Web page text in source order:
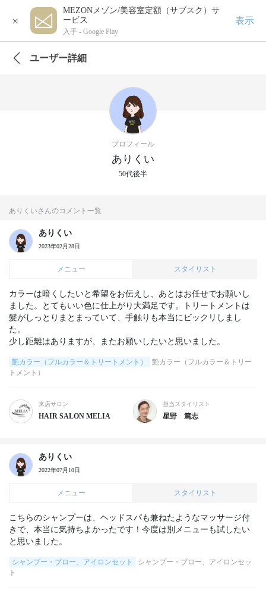
×
MEZONメゾン/美容室定額（サブスク）サ
ービス
入手 - Google Play
表示
ユーザー詳細
プロフィール
ありくい
50代後半
ありくいさんのコメント一覧
ありくい
2023年02月28日
メニュー スタイリスト
カラーは暗くしたいと希望をお伝えし、あとはお任せでお願いし
ました。とてもいい色に仕上がり大満足です。トリートメントは
髪がしっとりまとまっていて、手触りも本当にビックリしまし
た。
少し距離はありますが、またお願いしたいと思いました。
艶カラー（フルカラー＆トリートメント）
艶カラー（フルカラー＆トリー
トメント）
来店サロン
HAIR SALON MELIA
担当スタイリスト
星野 篤志
ありくい
2022年07月10日
メニュー スタイリスト
こちらのシャンプーは、ヘッドスパも兼ねたようなマッサージ付
きで、本当に気持ちよかったです！今度は別メニューも試したい
と思いました。
シャンプー・ブロー、アイロンセット
シャンプー・ブロー、アイロンセッ
ト